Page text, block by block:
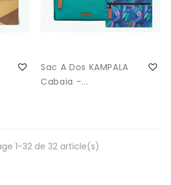
Sac A Dos KAMPALA
Cabaia -...
1-32 de 32 article(s)